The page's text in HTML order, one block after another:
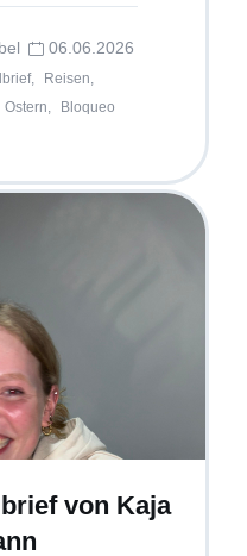
06.06.2026
Reisen,
Ostern, Bloqueo
von Kaja